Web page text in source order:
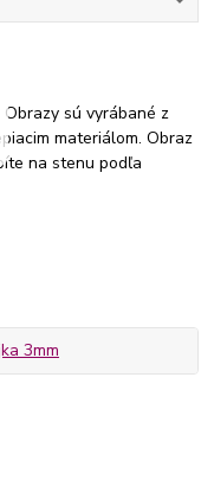
sú vyrábané z
materiálom. Obraz
na stenu podľa
3mm